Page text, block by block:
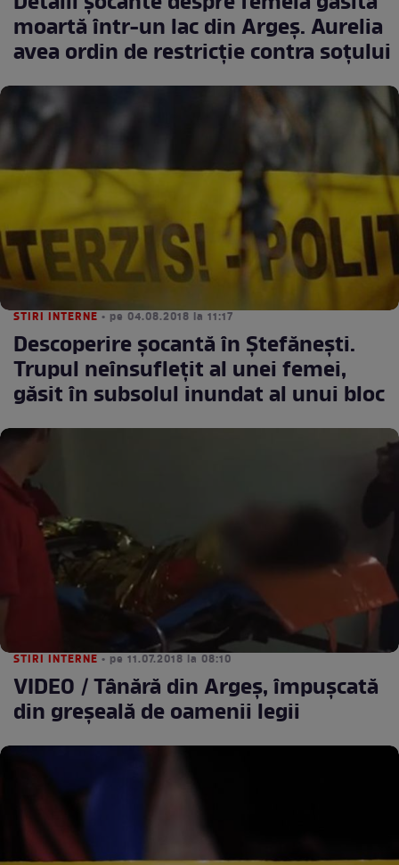
moartă într-un lac din Argeş. Aurelia
avea ordin de restricţie contra soţului
STIRI INTERNE • pe 04.08.2018 la 11:17
Descoperire şocantă în Ştefăneşti.
Trupul neînsufleţit al unei femei,
găsit în subsolul inundat al unui bloc
STIRI INTERNE • pe 11.07.2018 la 08:10
VIDEO / Tânără din Argeş, împuşcată
din greşeală de oamenii legii